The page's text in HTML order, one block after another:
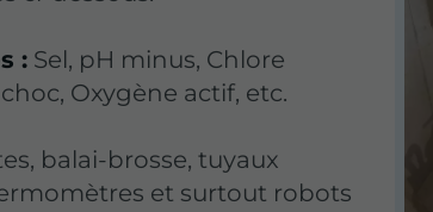
:Sel, pH minus, Chlore
Oxygène actif, etc.
balai-brosse, tuyaux
et surtout robots